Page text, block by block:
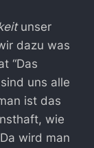
unser
dazu was
“Das
uns alle
ist das
wie
wird man